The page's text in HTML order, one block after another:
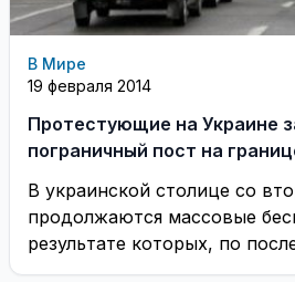
В Мире
19 февраля 2014
Протестующие на Украине
пограничный пост на
В украинской столице со
продолжаются массовые
результате которых, по
погибли 25 человек, однако